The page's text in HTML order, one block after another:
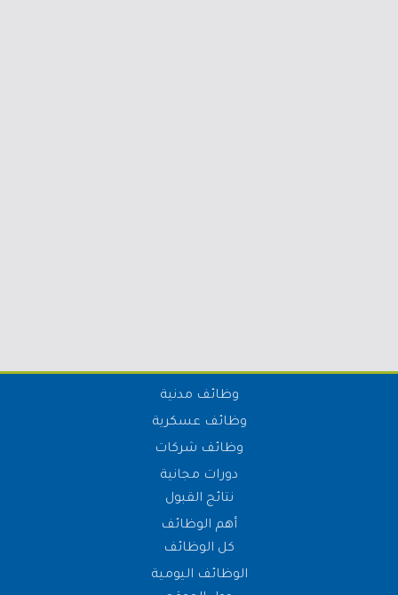
وظائف مدنية
وظائف عسكرية
وظائف شركات
دورات مجانية
نتائج القبول
أهم الوظائف
كل الوظائف
الوظائف اليومية